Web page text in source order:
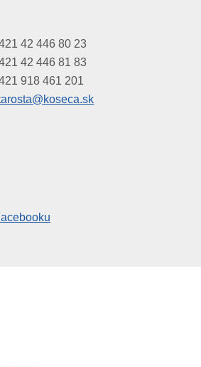
42 446 80 23
42 446 81 83
918 461 201